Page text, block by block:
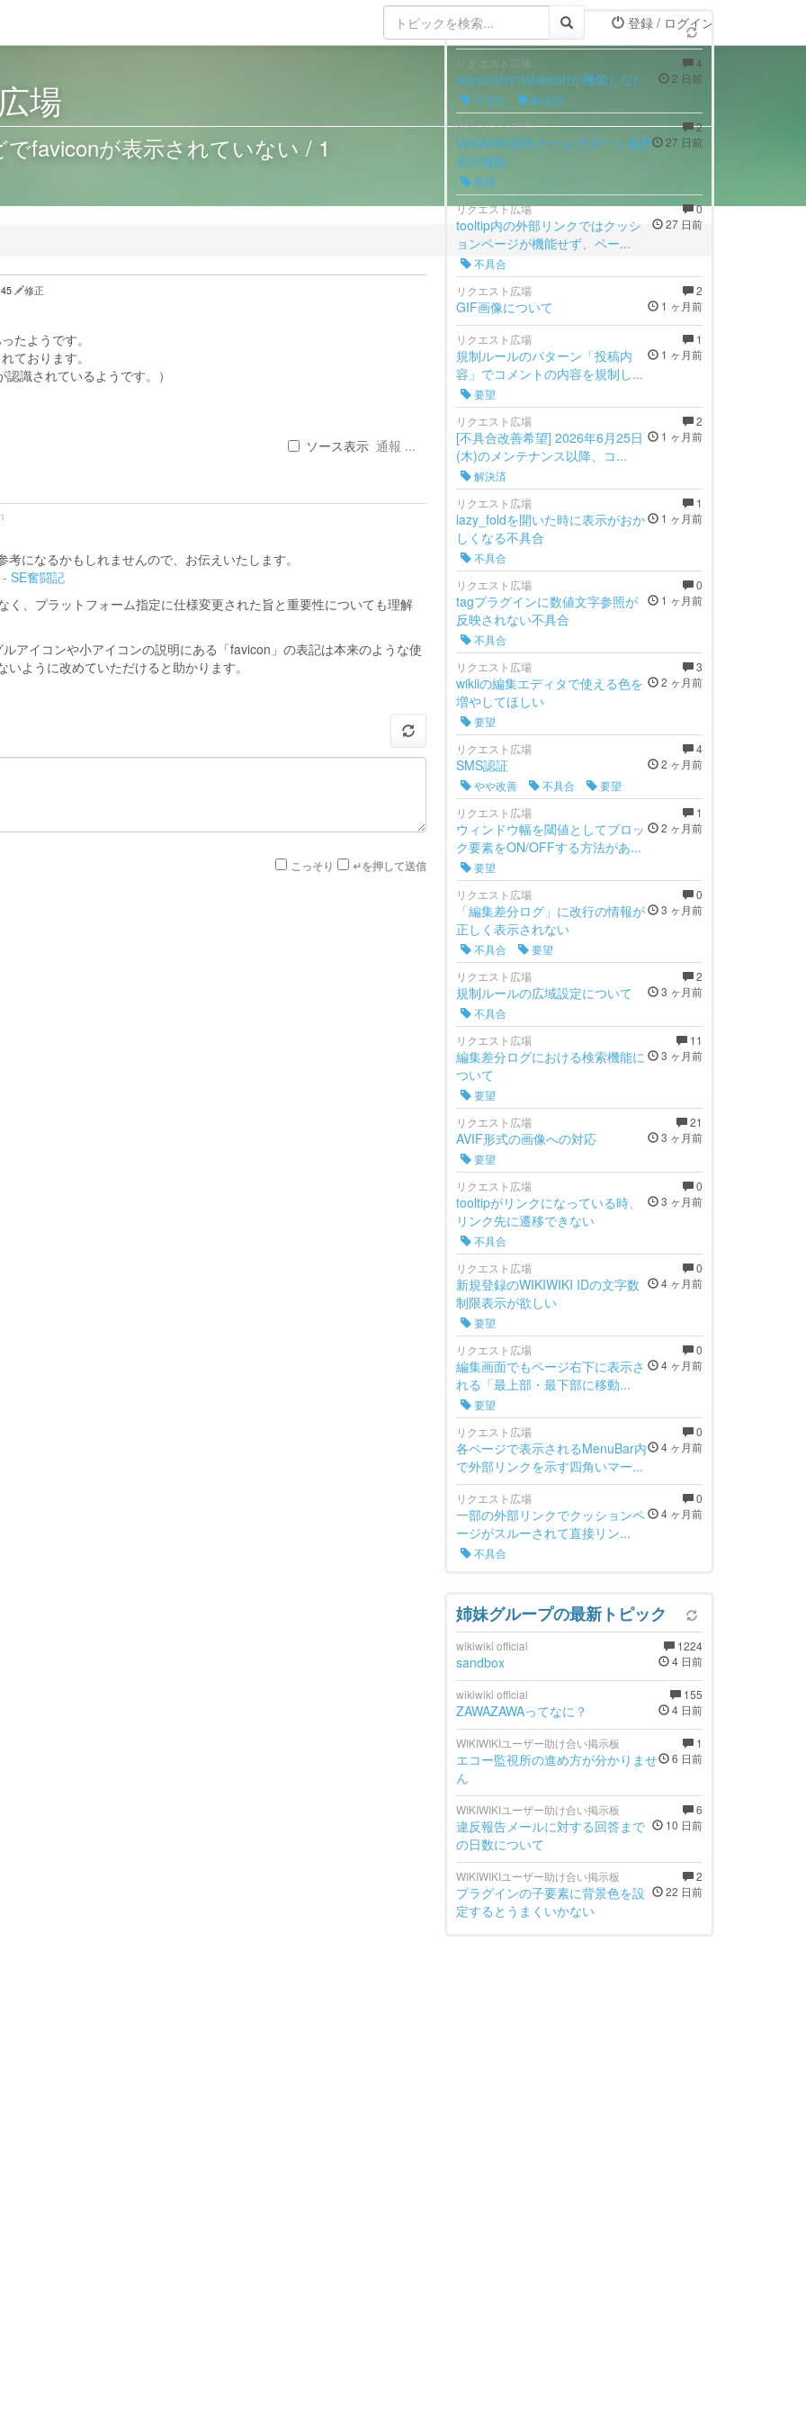
登録 / ログイン
場
faviconが表示されていない / 1
修正
たようです。
ております。
識されているようです。）
ソース表示 通報 ...
になるかもしれませんので、お伝えいたします。
SE奮闘記
く、プラットフォーム指定に仕様変更された旨と重要性についても理解
アイコンや小アイコンの説明にある「favicon」の表記は本来のような使
ように改めていただけると助かります。
こっそり ↵を押して送信
最新トピック
4
2 日前
リクエスト広場
popout内のtablesortが機能しない
不具合
解決済
2
27 日前
リクエスト広場
WIKIWIKI運営チーム サポート履歴
表示機能
要望
0
27 日前
リクエスト広場
tooltip内の外部リンクではクッシ
ョンページが機能せず、ペー...
不具合
2
1 ヶ月前
リクエスト広場
GIF画像について
1
1 ヶ月前
リクエスト広場
規制ルールのパターン「投稿内
容」でコメントの内容を規制し...
要望
2
1 ヶ月前
リクエスト広場
[不具合改善希望] 2026年6月25日
(木)のメンテナンス以降、コ...
解決済
1
1 ヶ月前
リクエスト広場
lazy_foldを開いた時に表示がおか
しくなる不具合
不具合
0
1 ヶ月前
リクエスト広場
tagプラグインに数値文字参照が
反映されない不具合
不具合
3
2 ヶ月前
リクエスト広場
wikiiの編集エディタで使える色を
増やしてほしい
要望
4
2 ヶ月前
リクエスト広場
SMS認証
やや改善 不具合
要望
1
2 ヶ月前
リクエスト広場
ウィンドウ幅を閾値としてブロッ
ク要素をON/OFFする方法があ...
要望
0
3 ヶ月前
リクエスト広場
「編集差分ログ」に改行の情報が
正しく表示されない
不具合
要望
2
3 ヶ月前
リクエスト広場
規制ルールの広域設定について
不具合
11
3 ヶ月前
リクエスト広場
編集差分ログにおける検索機能に
ついて
要望
21
3 ヶ月前
リクエスト広場
AVIF形式の画像への対応
要望
0
3 ヶ月前
リクエスト広場
tooltipがリンクになっている時、
リンク先に遷移できない
不具合
0
4 ヶ月前
リクエスト広場
新規登録のWIKIWIKI IDの文字数
制限表示が欲しい
要望
0
4 ヶ月前
リクエスト広場
編集画面でもページ右下に表示さ
れる「最上部・最下部に移動...
要望
0
4 ヶ月前
リクエスト広場
各ページで表示されるMenuBar内
で外部リンクを示す四角いマー...
0
4 ヶ月前
リクエスト広場
一部の外部リンクでクッションペ
ージがスルーされて直接リン...
不具合
姉妹グループの最新トピック
1224
4 日前
wikiwiki official
sandbox
155
4 日前
wikiwiki official
ZAWAZAWAってなに？
1
6 日前
WIKIWIKIユーザー助け合い掲示板
エコー監視所の進め方が分かりませ
ん
6
10 日前
WIKIWIKIユーザー助け合い掲示板
違反報告メールに対する回答まで
の日数について
2
22 日前
WIKIWIKIユーザー助け合い掲示板
プラグインの子要素に背景色を設
定するとうまくいかない